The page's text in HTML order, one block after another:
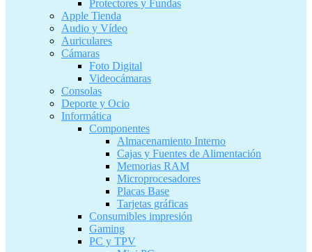
Protectores y Fundas
Apple Tienda
Audio y Vídeo
Auriculares
Cámaras
Foto Digital
Videocámaras
Consolas
Deporte y Ocio
Informática
Componentes
Almacenamiento Interno
Cajas y Fuentes de Alimentación
Memorias RAM
Microprocesadores
Placas Base
Tarjetas gráficas
Consumibles impresión
Gaming
PC y TPV